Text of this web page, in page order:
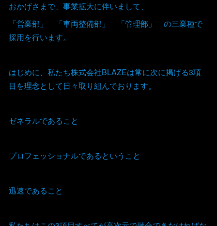
おかげさまで、事業拡大に伴いまして、
「営業部」 「車両整備部」 「管理部」 の三業種で
採用を行います。
はじめに、私たち株式会社BLAZEは常に次に掲げる3項
目を理念として日々取り組んでおります。
ゼネラルであること
プロフェッショナルであるということ
迅速であること